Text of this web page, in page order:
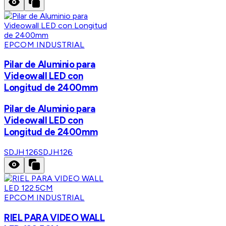
EPCOM INDUSTRIAL
Pilar de Aluminio para
Videowall LED con
Longitud de 2400mm
Pilar de Aluminio para
Videowall LED con
Longitud de 2400mm
SDJH126SDJH126
EPCOM INDUSTRIAL
RIEL PARA VIDEO WALL